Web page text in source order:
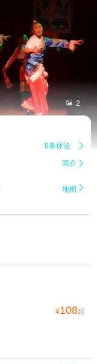
 2
0条评论 
简介 
地图 
¥108起